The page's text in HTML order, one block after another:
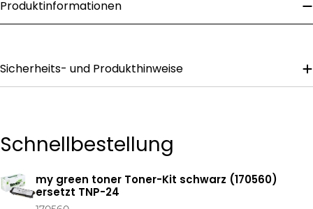
Telefonnummer
Frage Senden
Produktinformationen
Sicherheits- und Produkthinweise
Schnellbestellung
Ihr
Warenkorb
my green toner Toner-Kit schwarz (170560)
ersetzt TNP-24